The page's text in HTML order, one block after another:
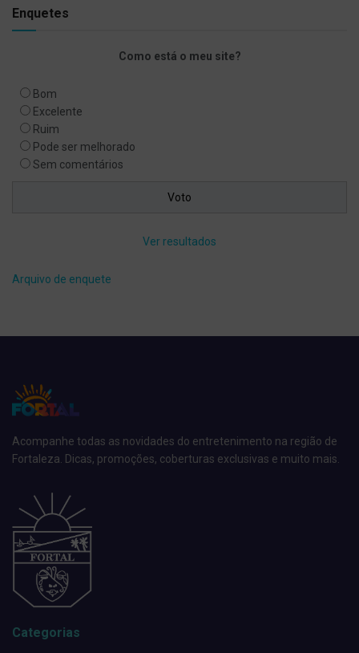
Enquetes
Como está o meu site?
Bom
Excelente
Ruim
Pode ser melhorado
Sem comentários
Ver resultados
Arquivo de enquete
Acompanhe todas as novidades do entretenimento na região de
Fortaleza. Dicas, promoções, coberturas exclusivas e muito mais.
Categorias